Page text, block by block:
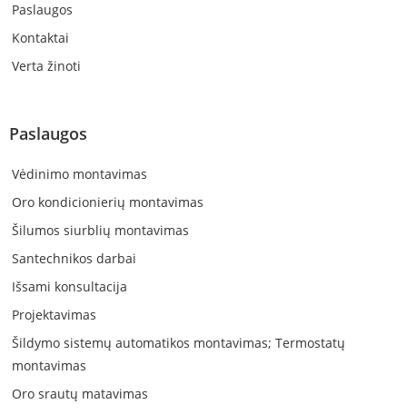
Paslaugos
Kontaktai
Verta žinoti
Paslaugos
Vėdinimo montavimas
Oro kondicionierių montavimas
Šilumos siurblių montavimas
Santechnikos darbai
Išsami konsultacija
Projektavimas
Šildymo sistemų automatikos montavimas; Termostatų
montavimas
Oro srautų matavimas